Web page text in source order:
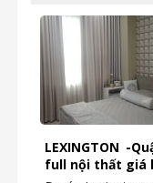
LEXINGTON -
full nội thất giá